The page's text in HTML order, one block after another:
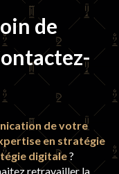
de
de votre
en stratégie
digitale?
retravailler la